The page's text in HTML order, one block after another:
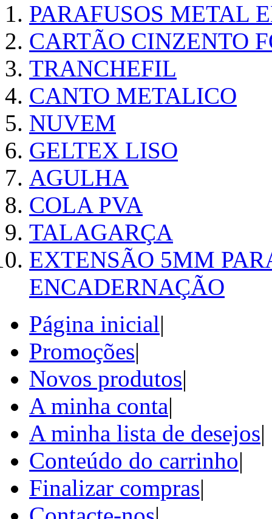
PARAFUSOS METAL
CARTÃO CINZENTO
TRANCHEFIL
CANTO METALICO
NUVEM
GELTEX LISO
AGULHA
COLA PVA
TALAGARÇA
EXTENSÃO 5MM
ENCADERNAÇÃO
Página inicial|
Promoções|
Novos produtos|
A minha conta|
A minha lista de desejos|
Conteúdo do carrinho|
Finalizar compras|